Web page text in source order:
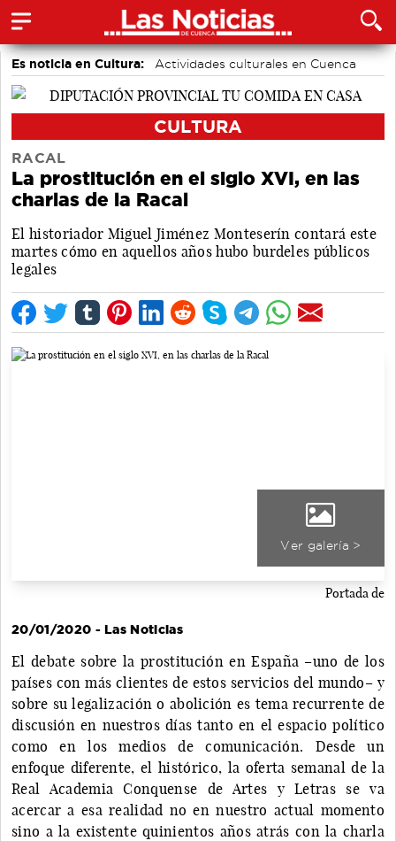
Es noticia en Cultura: Actividades culturales en Cuenca
CULTURA
RACAL
La prostitución en el siglo XVI, en las
charlas de la Racal
El historiador Miguel Jiménez Monteserín contará este
martes cómo en aquellos años hubo burdeles públicos
legales
Ver galería >
Portada de
20/01/2020 - Las Noticias
El debate sobre la prostitución en España –uno de los
países con más clientes de estos servicios del mundo– y
sobre su legalización o abolición es tema recurrente de
discusión en nuestros días tanto en el espacio político
como en los medios de comunicación. Desde un
enfoque diferente, el histórico, la oferta semanal de la
Real Academia Conquense de Artes y Letras se va
acercar a esa realidad no en nuestro actual momento
sino a la existente quinientos años atrás con la charla